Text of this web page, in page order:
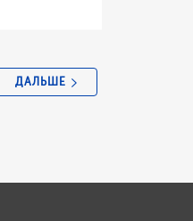
ДАЛЬШЕ